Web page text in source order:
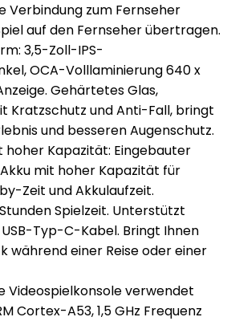
Verbindung zum Fernseher
auf den Fernseher übertragen.
3,5-Zoll-IPS-
OCA-Volllaminierung 640 x
Gehärtetes Glas,
Kratzschutz und Anti-Fall, bringt
und besseren Augenschutz.
Kapazität: Eingebauter
mit hoher Kapazität für
Zeit und Akkulaufzeit.
Spielzeit. Unterstützt
Typ-C-Kabel. Bringt Ihnen
während einer Reise oder einer
Videospielkonsole verwendet
Cortex-A53, 1,5 GHz Frequenz